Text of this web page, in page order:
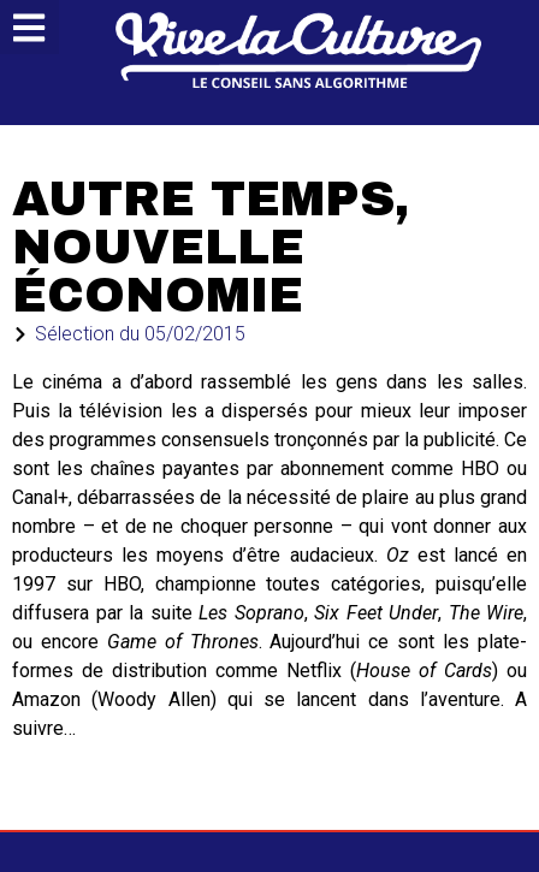
AUTRE TEMPS,
NOUVELLE
ÉCONOMIE
Sélection du 05/02/2015
Le cinéma a d’abord rassemblé les gens dans les salles.
Puis la télévision les a dispersés pour mieux leur imposer
des programmes consensuels tronçonnés par la publicité. Ce
sont les chaînes payantes par abonnement comme HBO ou
Canal+, débarrassées de la nécessité de plaire au plus grand
nombre – et de ne choquer personne – qui vont donner aux
producteurs les moyens d’être audacieux. Ozest lancé en
1997 sur HBO, championne toutes catégories, puisqu’elle
diffusera par la suite Les Soprano, Six Feet Under, The Wire,
ou encore Game of Thrones. Aujourd’hui ce sont les plate-
formes de distribution comme Netflix (House of Cards) ou
Amazon (Woody Allen) qui se lancent dans l’aventure. A
suivre…